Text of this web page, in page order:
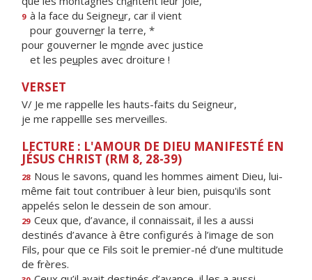
9 à la face du Seigneur, car il vient
pour gouverner la terre, *
pour gouverner le monde avec justice
et les peuples avec droiture !
VERSET
V/ Je me rappelle les hauts-faits du Seigneur,
je me rappellle ses merveilles.
LECTURE : L'AMOUR DE DIEU MANIFESTÉ EN
JÉSUS CHRIST (RM 8, 28-39)
28 Nous le savons, quand les hommes aiment Dieu, lui-
même fait tout contribuer à leur bien, puisqu'ils sont
appelés selon le dessein de son amour.
29 Ceux que, d’avance, il connaissait, il les a aussi
destinés d’avance à être configurés à l’image de son
Fils, pour que ce Fils soit le premier-né d’une multitude
de frères.